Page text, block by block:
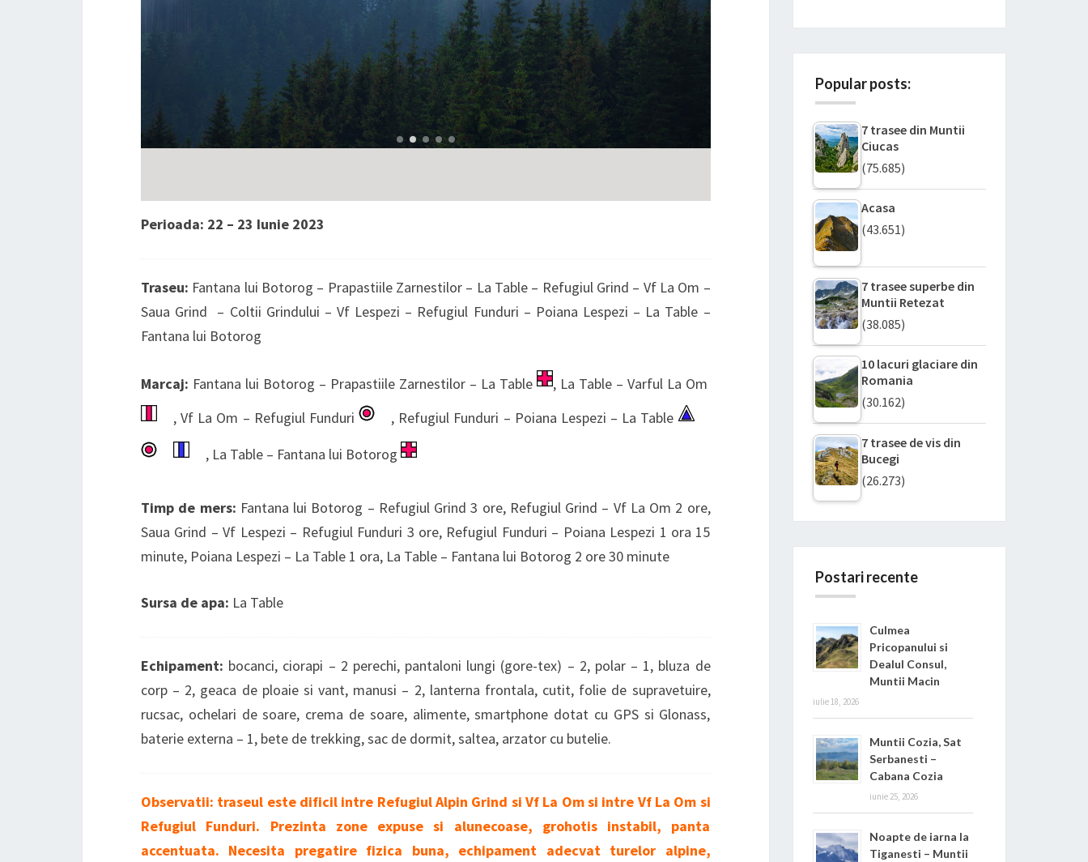
Perioada: 22 – 23 Iunie 2023
Traseu: Fantana lui Botorog – Prapastiile Zarnestilor – La Table – Refugiul Grind – Vf La Om –
Saua Grind – Coltii Grindului – Vf Lespezi – Refugiul Funduri – Poiana Lespezi – La Table –
Fantana lui Botorog
Marcaj: Fantana lui Botorog – Prapastiile Zarnestilor – La Table
, La Table – Varful La Om
, Vf La Om – Refugiul Funduri
, Refugiul Funduri – Poiana Lespezi – La Table
, La Table – Fantana lui Botorog
Timp de mers: Fantana lui Botorog – Refugiul Grind 3 ore, Refugiul Grind – Vf La Om 2 ore,
Saua Grind – Vf Lespezi – Refugiul Funduri 3 ore, Refugiul Funduri – Poiana Lespezi 1 ora 15
minute, Poiana Lespezi – La Table 1 ora, La Table – Fantana lui Botorog 2 ore 30 minute
Sursa de apa: La Table
Echipament: bocanci, ciorapi – 2 perechi, pantaloni lungi (gore-tex) – 2, polar – 1, bluza de
corp – 2, geaca de ploaie si vant, manusi – 2, lanterna frontala, cutit, folie de supravetuire,
rucsac, ochelari de soare, crema de soare, alimente, smartphone dotat cu GPS si Glonass,
baterie externa – 1, bete de trekking, sac de dormit, saltea, arzator cu butelie.
Observatii: traseul este dificil intre Refugiul Alpin Grind si Vf La Om si intre Vf La Om si
Refugiul Funduri. Prezinta zone expuse si alunecoase, grohotis instabil, panta
accentuata. Necesita pregatire fizica buna, echipament adecvat turelor alpine,
Popular posts:
7 trasee din Muntii
Ciucas
(75.685)
Acasa
(43.651)
7 trasee superbe din
Muntii Retezat
(38.085)
10 lacuri glaciare din
Romania
(30.162)
7 trasee de vis din
Bucegi
(26.273)
Postari recente
Culmea
Pricopanului si
Dealul Consul,
Muntii Macin
iulie 18, 2026
Muntii Cozia, Sat
Serbanesti –
Cabana Cozia
iunie 25, 2026
Noapte de iarna la
Tiganesti – Muntii